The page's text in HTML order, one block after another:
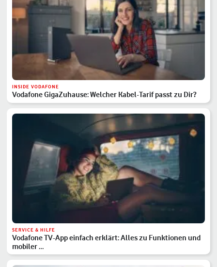
INSIDE VODAFONE
Vodafone GigaZuhause: Welcher Kabel-Tarif passt zu Dir?
SERVICE & HILFE
Vodafone TV-App einfach erklärt: Alles zu Funktionen und
mobiler …